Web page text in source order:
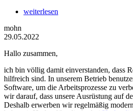
weiterlesen
mohn
29.05.2022
Hallo zusammen,
ich bin völlig damit einverstanden, dass
hilfreich sind. In unserem Betrieb
Software, um die Arbeitsprozesse zu
wir darauf, dass unsere Ausrüstung auf
Deshalb erwerben wir regelmäßig